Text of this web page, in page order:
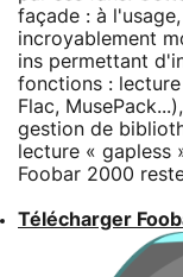
façade : à
incroyablement
ins permettant
fonctions :
Flac,
gestion de
lecture « gapless
Foobar 2000
Télécharger